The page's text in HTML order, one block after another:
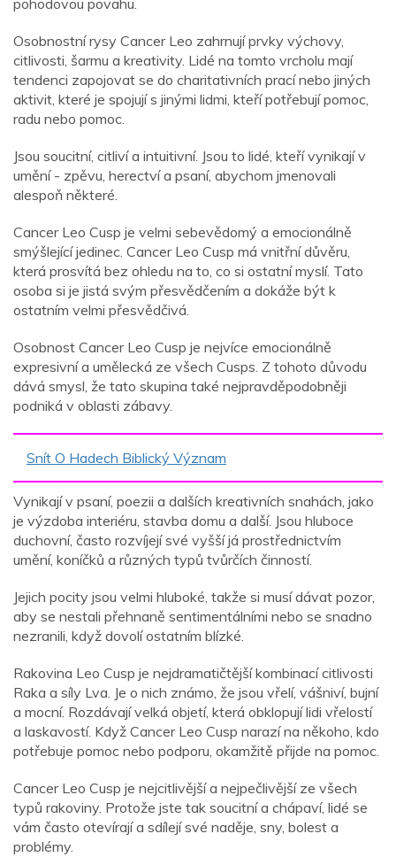
pohodovou povahu.
Osobnostní rysy Cancer Leo zahrnují prvky výchovy,
citlivosti, šarmu a kreativity. Lidé na tomto vrcholu mají
tendenci zapojovat se do charitativních prací nebo jiných
aktivit, které je spojují s jinými lidmi, kteří potřebují pomoc,
radu nebo pomoc.
Jsou soucitní, citliví a intuitivní. Jsou to lidé, kteří vynikají v
umění - zpěvu, herectví a psaní, abychom jmenovali
alespoň některé.
Cancer Leo Cusp je velmi sebevědomý a emocionálně
smýšlející jedinec. Cancer Leo Cusp má vnitřní důvěru,
která prosvítá bez ohledu na to, co si ostatní myslí. Tato
osoba si je jistá svým přesvědčením a dokáže být k
ostatním velmi přesvědčivá.
Osobnost Cancer Leo Cusp je nejvíce emocionálně
expresivní a umělecká ze všech Cusps. Z tohoto důvodu
dává smysl, že tato skupina také nejpravděpodobněji
podniká v oblasti zábavy.
Snít O Hadech Biblický Význam
Vynikají v psaní, poezii a dalších kreativních snahách, jako
je výzdoba interiéru, stavba domu a další. Jsou hluboce
duchovní, často rozvíjejí své vyšší já prostřednictvím
umění, koníčků a různých typů tvůrčích činností.
Jejich pocity jsou velmi hluboké, takže si musí dávat pozor,
aby se nestali přehnaně sentimentálními nebo se snadno
nezranili, když dovolí ostatním blízké.
Rakovina Leo Cusp je nejdramatičtější kombinací citlivosti
Raka a síly Lva. Je o nich známo, že jsou vřelí, vášniví, bujní
a mocní. Rozdávají velká objetí, která obklopují lidi vřelostí
a laskavostí. Když Cancer Leo Cusp narazí na někoho, kdo
potřebuje pomoc nebo podporu, okamžitě přijde na pomoc.
Cancer Leo Cusp je nejcitlivější a nejpečlivější ze všech
typů rakoviny. Protože jste tak soucitní a chápaví, lidé se
vám často otevírají a sdílejí své naděje, sny, bolest a
problémy.